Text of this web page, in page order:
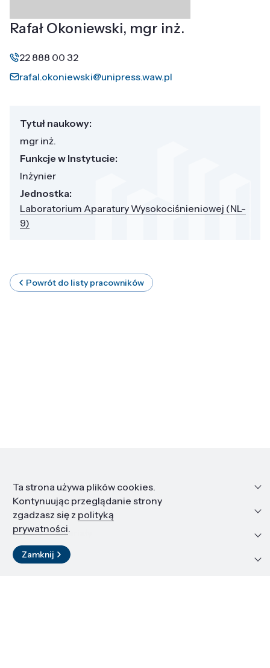
Rafał Okoniewski, mgr inż.
22 888 00 32
rafal.okoniewski@unipress.waw.pl
Tytuł naukowy:
mgr inż.
Funkcje w Instytucie:
Inżynier
Jednostka:
Laboratorium Aparatury Wysokociśnieniowej (NL-
9)
Powrót do listy pracowników
Informacje
Edukacja i kariera
Zasoby i materiały
Kontakt
Ta strona używa plików cookies.
Kontynuując przeglądanie strony
zgadzasz się z polityką
prywatności.
Zamknij